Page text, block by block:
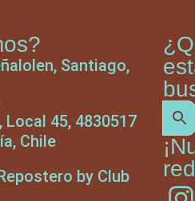
Santiago,
45, 4830517
Chile
by Club